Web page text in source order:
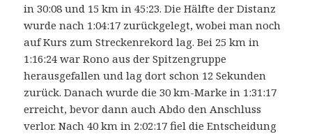
in 30:08 und 15 km in 45:23. Die Hälfte der Distanz
wurde nach 1:04:17 zurückgelegt, wobei man noch
auf Kurs zum Streckenrekord lag. Bei 25 km in
1:16:24 war Rono aus der Spitzengruppe
herausgefallen und lag dort schon 12 Sekunden
zurück. Danach wurde die 30 km-Marke in 1:31:17
erreicht, bevor dann auch Abdo den Anschluss
verlor. Nach 40 km in 2:02:17 fiel die Entscheidung